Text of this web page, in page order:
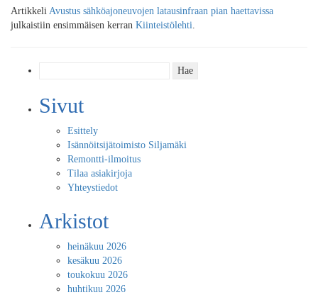
Artikkeli Avustus sähköajoneuvojen latausinfraan pian haettavissa
julkaistiin ensimmäisen kerran Kiinteistölehti.
Sivut
Esittely
Isännöitsijätoimisto Siljamäki
Remontti-ilmoitus
Tilaa asiakirjoja
Yhteystiedot
Arkistot
heinäkuu 2026
kesäkuu 2026
toukokuu 2026
huhtikuu 2026